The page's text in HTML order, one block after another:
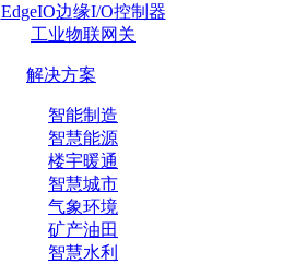
EdgeIO边缘I/O控制器
工业物联网关
解决方案
智能制造
智慧能源
楼宇暖通
智慧城市
气象环境
矿产油田
智慧水利